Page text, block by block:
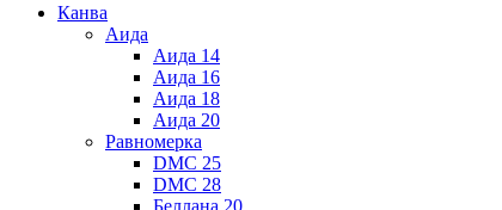
Канва
Аида
Аида 14
Аида 16
Аида 18
Аида 20
Равномерка
DMC 25
DMC 28
Беллана 20